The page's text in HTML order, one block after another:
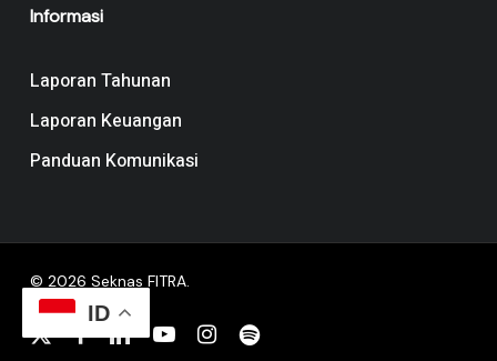
Informasi
Laporan Tahunan
Laporan Keuangan
Panduan Komunikasi
© 2026 Seknas FITRA.
linkedinyoutubeinstagramspotify
ID